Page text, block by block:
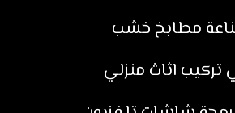
مطابخ خشب
تركيب اثاث منزلي